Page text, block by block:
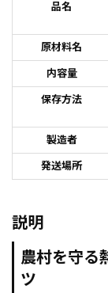
品名
原材料名
内容量
保存方法
製造者
発送場所
説明
農村を守る
ツ